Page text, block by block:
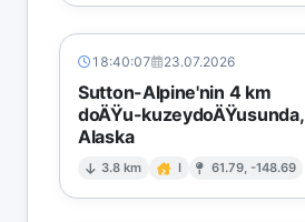
18:40:07 23.07.2026
Sutton-Alpine'nin 4 km
doÄŸu-kuzeydoÄŸusunda,
Alaska
3.8 km I 61.79, -148.69